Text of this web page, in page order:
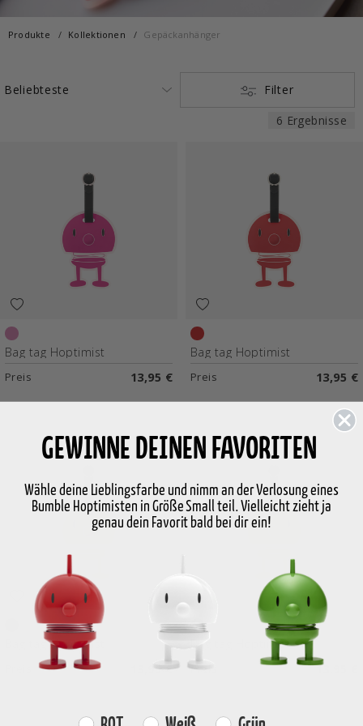
Produkte Kollektionen Gepäckanhänger
Filter
6 Ergebnisse
Pink
Bag tag Hoptimist
Preis 13,95 €
Red
Bag tag Hoptimist
Preis 13,95 €
Bag tag Hoptimist
13,95 €
Bag tag Hoptimist
Preis 13,95 €
GEWINNE DEINEN FAVORITEN
Wähle deine Lieblingsfarbe und nimm an der Verlosung eines
Bumble Hoptimisten in Größe Small teil. Vielleicht zieht ja
genau dein Favorit bald bei dir ein!